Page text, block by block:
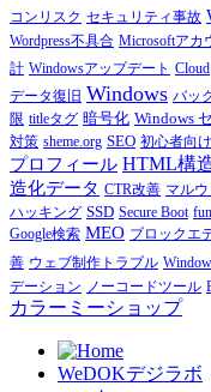
コンリスク セキュリティ事故
Wordpress不具合 Microsoftアカ
計 Windowsアップデート Cloud
データ復旧 Windows バッ
限 titleタグ 暗号化 Windows
対策 sheme.org SEO 初心者向け
プロフィール HTML構
造化データ CTR改善 マルウ
ハッキング SSD Secure Boot
Google検索 MEO ブロックエ
善 ウェブ制作トラブル
デーション
ノーコードツール
カラーミーショップ
WeDOKデジラボ